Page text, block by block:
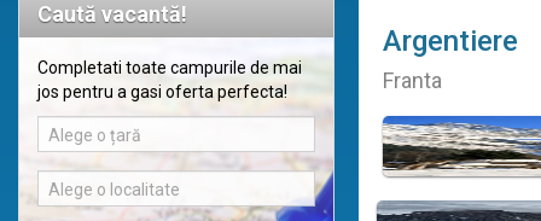
Caută vacantă!
Completati toate campurile de mai
jos pentru a gasi oferta perfecta!
Alege o țară
Alege o localitate
Argentiere
Franta